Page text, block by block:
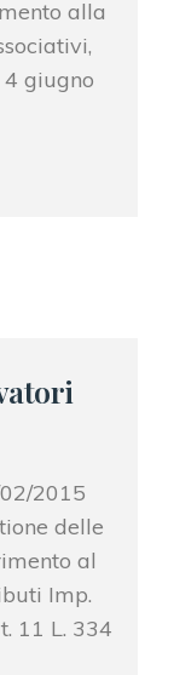
alla
giugno
2015
delle
al
Imp.
11 L. 334